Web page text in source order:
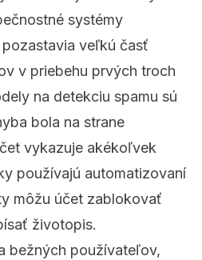
systémy
veľkú časť
v priebehu prvých troch
na detekciu spamu sú
bola na strane
vykazuje akékoľvek
používajú automatizovaní
môžu účet zablokovať
životopis.
bežných používateľov,